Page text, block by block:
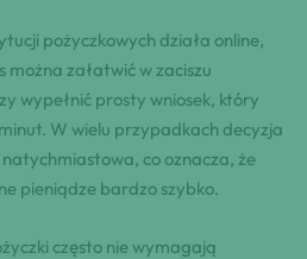
pożyczkowych działa online,⁣
można załatwić w zaciszu
wypełnić prosty wniosek, który
W wielu przypadkach‍ decyzja
co⁤ oznacza, że
pieniądze bardzo ​szybko.
często nie wymagają